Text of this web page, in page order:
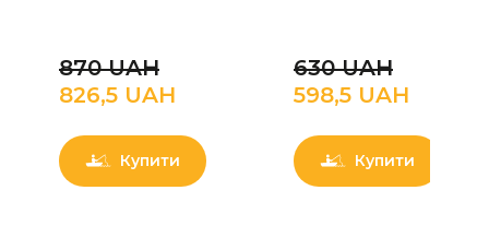
870 UAН
826,5 UAН
Купити
630 UAН
598,5 UAН
Купити